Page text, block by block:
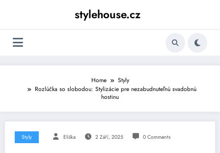
stylehouse.cz
Home
Styly
Rozlúčka so slobodou: Stylizácie pre nezabudnuteľnú svadobnú
hostinu
Styly Eliška 2 Září, 2025 0 Comments